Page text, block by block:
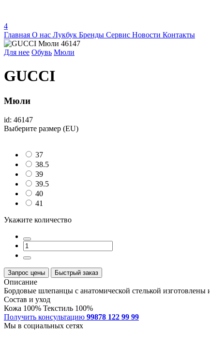
4
Главная О нас Лукбук Бренды Сервис Новости Контакты
Для нее Обувь Мюли
GUCCI
Мюли
id: 46147
Выберите размер (EU)
37
38.5
39
39.5
40
41
Укажите количество
Запрос цены Быстрый заказ
Описание
Бордовые шлепанцы с анатомической стелькой изготовлены
Состав и уход
Кожа 100% Текстиль 100%
Получить консультацию 99878 122 99 99
Мы в социальных сетях